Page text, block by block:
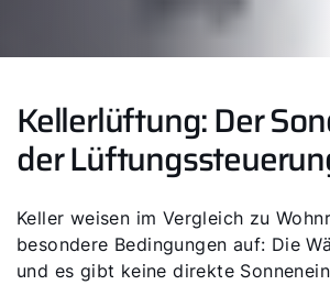
Kellerlüftung: Der
der
Keller weisen im Vergleich zu
besondere Bedingungen auf: Die
und es gibt keine direkte